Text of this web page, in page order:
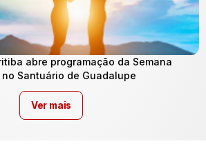
abre programação da Semana
Santuário de Guadalupe
Ver mais